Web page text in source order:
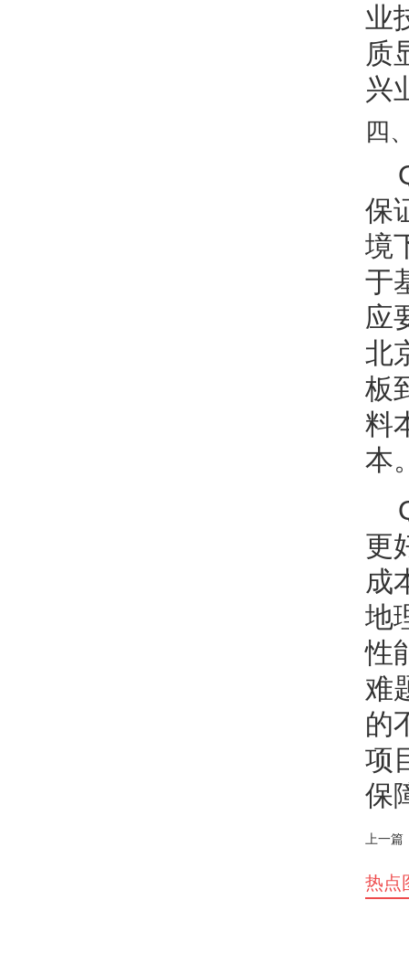
业
质
兴
四
保
境
于
应
北
板
料
本
更
成
地
性
难
的
项
保
上一篇
热点